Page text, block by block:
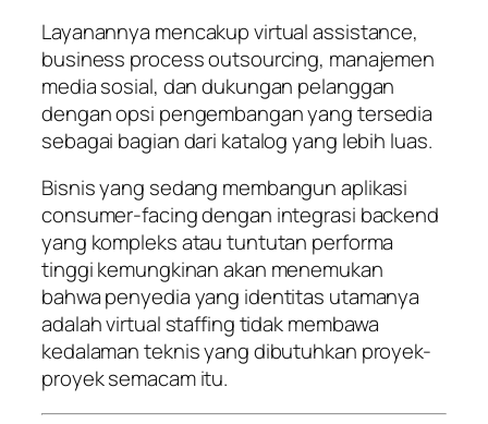
Layanannya mencakup virtual assistance,
business process outsourcing, manajemen
media sosial, dan dukungan pelanggan
dengan opsi pengembangan yang tersedia
sebagai bagian dari katalog yang lebih luas.
Bisnis yang sedang membangun aplikasi
consumer-facing dengan integrasi backend
yang kompleks atau tuntutan performa
tinggi kemungkinan akan menemukan
bahwa penyedia yang identitas utamanya
adalah virtual staffing tidak membawa
kedalaman teknis yang dibutuhkan proyek-
proyek semacam itu.